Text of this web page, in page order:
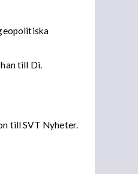
till Di.
till SVT Nyheter.